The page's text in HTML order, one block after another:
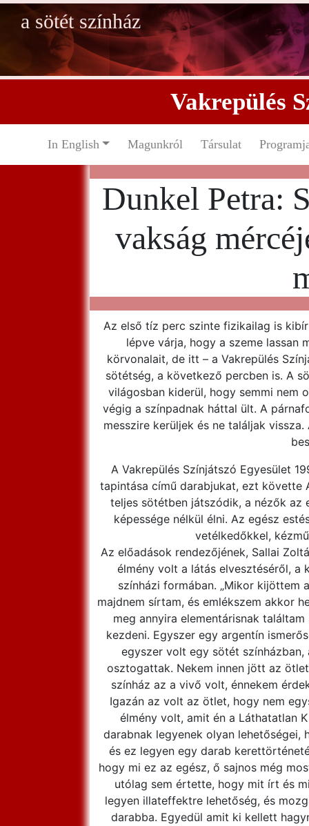
a sötét színház
Vakrepülés
In English Magunkról Társulat
Dunkel Petra:
vakság
Az első tíz perc szinte fizikailag is
lépve várja, hogy a szeme lassan
körvonalait, de itt – a Vakrepülés
sötétség, a következő percben is. A
világosban kiderül, hogy semmi nem
végig a színpadnak háttal ült. A
messzire kerüljek és ne találjak
A Vakrepülés Színjátszó Egyesület
tapintása című darabjukat, ezt követte
teljes sötétben játszódik, a nézők az
képessége nélkül élni. Az egész
vetélkedőkkel,
Az előadások rendezőjének, Sallai
élmény volt a látás elvesztéséről, a
színházi formában. „Mikor kijöttem
majdnem sírtam, és emlékszem akkor
meg annyira elementárisnak
kezdeni. Egyszer egy argentín
egyszer volt egy sötét
osztogattak. Nekem innen jött az
színház az a vivő volt, énnekem
Igazán az volt az ötlet, hogy nem
élmény volt, amit én a Láthatatlan
darabnak legyenek olyan
és ez legyen egy darab
hogy mi ez az egész, ő sajnos még
utólag sem értette, hogy mit írt és
legyen illateffektre lehetőség, és
darabba. Egyedül amit ki kellett